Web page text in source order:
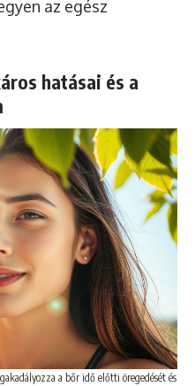
az egész
hatásai és a
a bőr idő előtti öregedését és